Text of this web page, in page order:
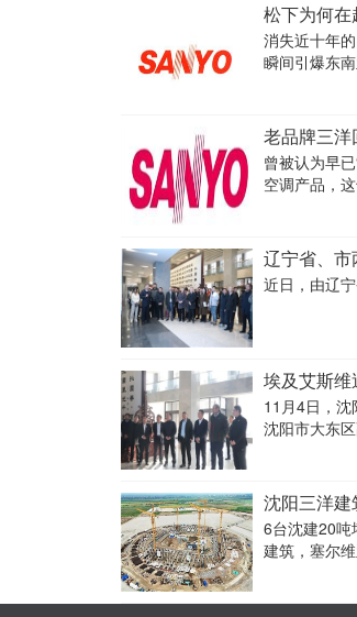
松下为何在
消失近十年
瞬间引爆东南
老品牌三
曾被认为早
空调产品，
辽宁省、
近日，由辽
埃及艾斯
11月4日，沈
沈阳市大东
沈阳三洋
6台沈建20吨
建筑，塞尔